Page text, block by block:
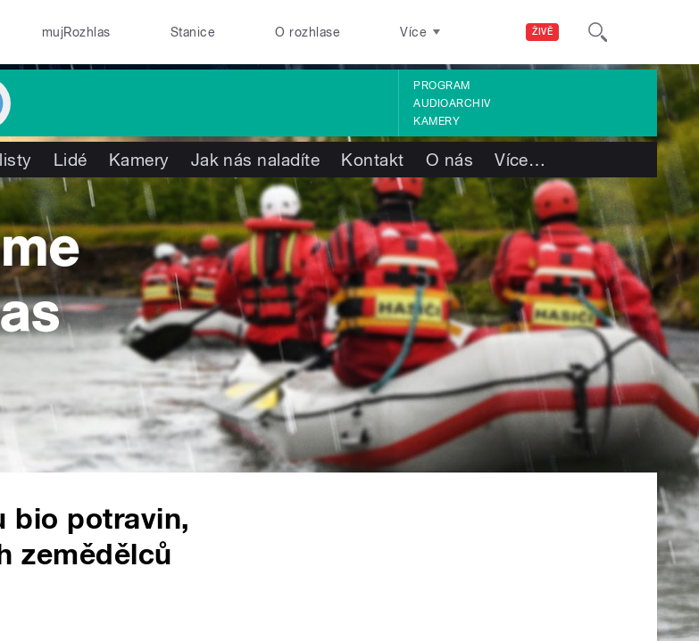
ŽIVĚ
mujRozhlas Stanice O rozhlase Více
PROGRAM
AUDIOARCHIV
KAMERY
Lidé Kamery Jak nás naladíte Kontakt O nás Více…
bio potravin,
zemědělců